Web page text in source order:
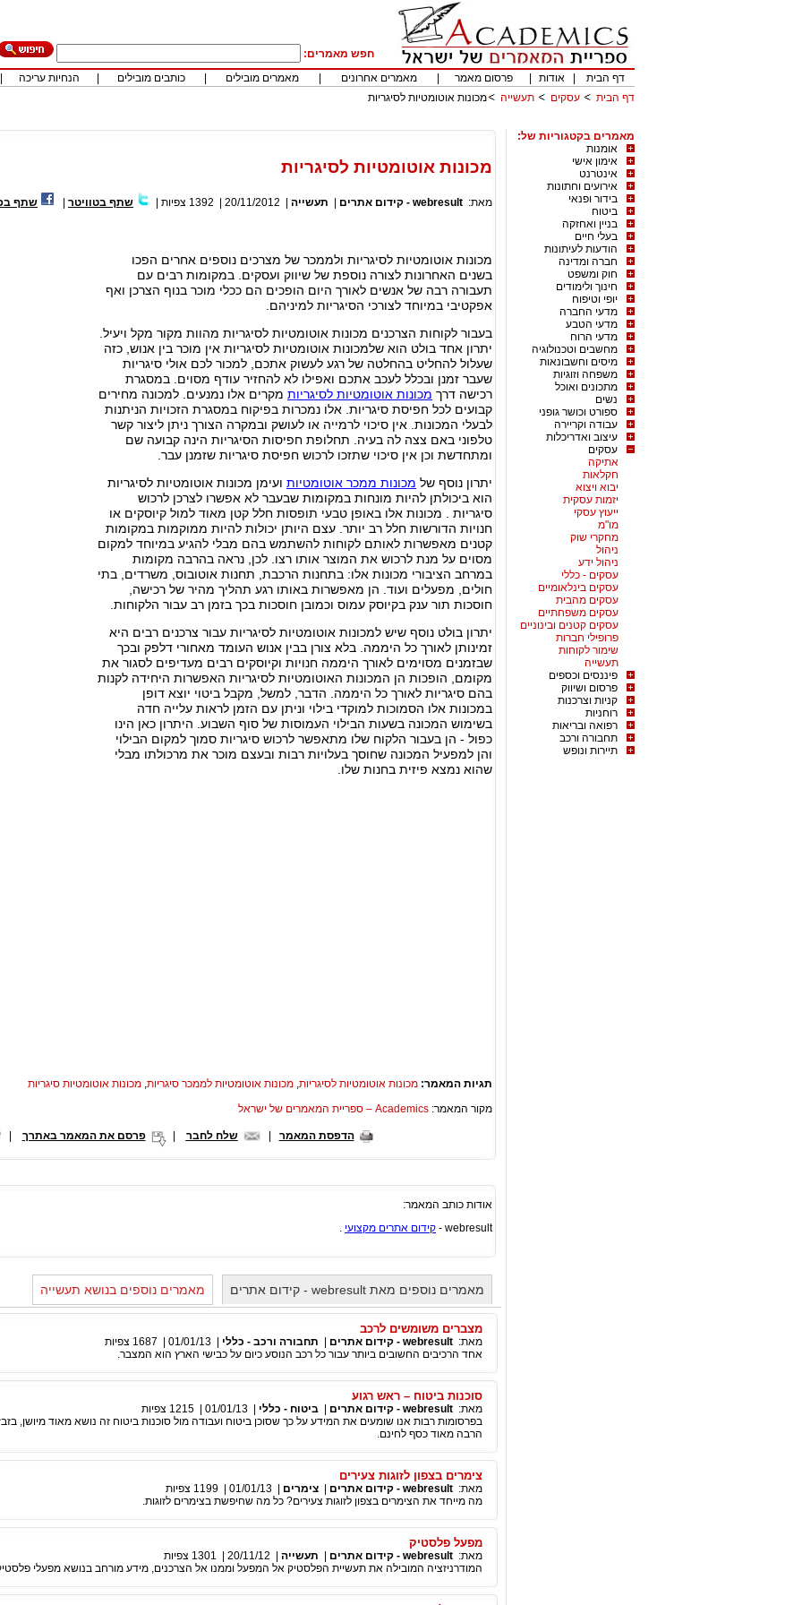
חפש מאמרים:
דף הבית
אודות פרסום מאמר מאמרים אחרונים מאמרים מובילים כותבים מובילים הנחיות עריכה
דף הבית
עסקים תעשייה מכונות אוטומטיות לסיגריות
מאמרים בקטגוריות של:
אומנות
אימון אישי
אינטרנט
אירועים וחתונות
בידור ופנאי
ביטוח
בניין ואחזקה
בעלי חיים
הודעות לעיתונות
חברה ומדינה
חוק ומשפט
חינוך ולימודים
יופי וטיפוח
מדעי החברה
מדעי הטבע
מדעי הרוח
מחשבים וטכנולוגיה
מיסים וחשבונאות
משפחה וזוגיות
מתכונים ואוכל
נשים
ספורט וכושר גופני
עבודה וקריירה
עיצוב ואדריכלות
עסקים
אתיקה
חקלאות
יבוא ויצוא
יזמות עסקית
ייעוץ עסקי
מו"מ
מחקרי שוק
ניהול
ניהול ידע
עסקים - כללי
עסקים בינלאומיים
עסקים מהבית
עסקים משפחתיים
עסקים קטנים ובינוניים
פרופילי חברות
שימור לקוחות
תעשייה
פיננסים וכספים
פרסום ושיווק
קניות וצרכנות
רוחניות
רפואה ובריאות
תחבורה ורכב
תיירות ונופש
מכונות אוטומטיות לסיגריות
מאת: webresult - קידום אתרים תעשייה 20/11/2012
1392 צפיות שתף בטוויטר שתף
מכונות אוטומטיות לסיגריות ולממכר של מצרכים נוספים אחרים הפכו
בשנים האחרונות לצורה נוספת של שיווק ועסקים. במקומות רבים עם
תעבורה רבה של אנשים לאורך היום הופכים הם ככלי מוכר בנוף הצרכן ואף
אפקטיבי במיוחד לצורכי הסיגריות למיניהם.
בעבור לקוחות הצרכנים מכונות אוטומטיות לסיגריות מהוות מקור מקל ויעיל.
יתרון אחד בולט הוא שלמכונות אוטומטיות לסיגריות אין מוכר בין אנוש, כזה
שעלול להחליט בהחלטה של רגע לעשוק אתכם, למכור לכם אולי סיגריות
שעבר זמנן ובכלל לעכב אתכם ואפילו לא להחזיר עודף מסוים. במסגרת
רכישה דרך מכונות אוטומטיות לסיגריות מקרים אלו נמנעים. למכונה מחירים
קבועים לכל חפיסת סיגריות. אלו נמכרות בפיקוח במסגרת הזכויות הניתנות
לבעלי המכונות. אין סיכוי לרמייה או לעושק ובמקרה הצורך ניתן ליצור קשר
טלפוני באם צצה לה בעיה. תחלופת חפיסות הסיגריות הינה קבועה שם
ומתחדשת וכן אין סיכוי שתזכו לרכוש חפיסת סיגריות שזמנן עבר.
יתרון נוסף של מכונות ממכר אוטומטיות ועימן מכונות אוטומטיות לסיגריות
הוא ביכולתן להיות מונחות במקומות שבעבר לא אפשרו לצרכן לרכוש
סיגריות . מכונות אלו באופן טבעי תופסות חלל קטן מאוד למול קיוסקים או
חנויות הדורשות חלל רב יותר. עצם היותן יכולות להיות ממוקמות במקומות
קטנים מאפשרות לאותם לקוחות להשתמש בהם מבלי להגיע במיוחד למקום
מסוים על מנת לרכוש את המוצר אותו רצו. לכן, נראה בהרבה מקומות
במרחב הציבורי מכונות אלו: בתחנות הרכבת, תחנות אוטובוס, משרדים, בתי
חולים, מפעלים ועוד. הן מאפשרות באותו רגע תהליך מהיר של רכישה,
חוסכות תור ענק בקיוסק עמוס וכמובן חוסכות בכך בזמן רב עבור הלקוחות.
יתרון בולט נוסף שיש למכונות אוטומטיות לסיגריות עבור צרכנים רבים היא
זמינותן לאורך כל היממה. בלא צורן בבין אנוש העומד מאחורי דלפק ובכך
שבזמנים מסוימים לאורך היממה חנויות וקיוסקים רבים מעדיפים לסגור את
מקומם, הופכות הן המכונות האוטומטיות לסיגריות האפשרות היחידה לקנות
בהם סיגריות לאורך כל היממה. הדבר, למשל, מקבל ביטוי יוצא דופן
במכונות אלו הסמוכות למוקדי בילוי וניתן עם הזמן לראות עלייה חדה
בשימוש המכונה בשעות הבילוי העמוסות של סוף השבוע. היתרון כאן הינו
כפול - הן בעבור הלקוח שלו מתאפשר לרכוש סיגריות סמוך למקום הבילוי
והן למפעיל המכונה שחוסך בעלויות רבות ובעצם מוכר את מרכולתו מבלי
שהוא נמצא פיזית בחנות שלו.
תגיות המאמר: מכונות אוטומטיות לסיגריות, מכונות אוטומטיות לממכר סיגריות, מכונות אוטומטיות סיגריות
מקור המאמר: Academics – ספריית המאמרים של ישראל
הדפסת המאמר שלח לחבר פרסם את המאמר באתרך |
אודות כותב המאמר:
webresult -
קידום אתרים מקצועי .
מאמרים נוספים מאת webresult - קידום אתרים מאמרים נוספים בנושא תעשייה
מצברים משומשים לרכב
מאת: webresult - קידום אתרים תחבורה ורכב - כללי 01/01/13
1687 צפיות
אחד הרכיבים החשובים ביותר עבור כל רכב הנוסע כיום על כבישי הארץ הוא המצבר.
סוכנות ביטוח – ראש רגוע
מאת: webresult - קידום אתרים ביטוח - כללי 01/01/13
1215 צפיות
בפרסומות רבות אנו שומעים את המידע על כך שסוכן ביטוח ועבודה מול סוכנות ביטוח זה נושא מאוד מיושן,
הרבה מאוד כסף לחינם.
צימרים בצפון לזוגות צעירים
מאת: webresult - קידום אתרים צימרים 01/01/13
1199 צפיות
מה מייחד את הצימרים בצפון לזוגות צעירים? כל מה שחיפשת בצימרים לזוגות.
מפעל פלסטיק
מאת: webresult - קידום אתרים תעשייה 20/11/12
1301 צפיות
המודרניזציה המובילה את תעשיית הפלסטיק אל המפעל וממנו אל הצרכנים, מידע מורחב בנושא מפעלי